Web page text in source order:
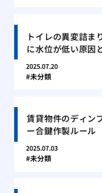
トイレの異変詰ま
に水位が低い原因
2025.07.20
未分類
賃貸物件のディン
ー合鍵作製ルール
2025.07.03
未分類